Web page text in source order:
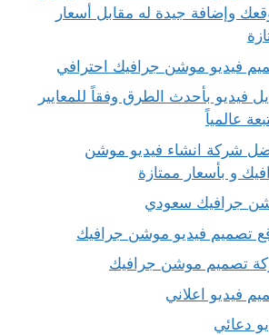
وإضافة جيدة له مقابل أسعار
فيديو موشن جرافيك احترافي
فيديو بأحدث الطرق وفقاً للمعايير
عالمياً
شركة انشاء فيديو موشن
و بأسعار ممتازة
جرافيك سعودي
تصميم فيديو موشن جرافيك
تصميم موشن جرافيك
فيديو اعلاني
دعائي